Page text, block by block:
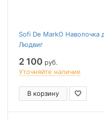
Sofi De MarkO Наволочка
Людвиг
2 100 руб.
Уточняйте наличие
В корзину